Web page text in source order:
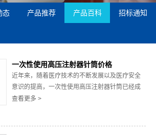
态 产品推荐 产品百科 招标通知
一次性使用高压注射器针筒价格
近年来，随着医疗技术的不断发展以及医疗安全
意识的提高，一次性使用高压注射器针筒已经成
为医疗领域中不可或缺的工具，而其中，价格是
查看更多 >